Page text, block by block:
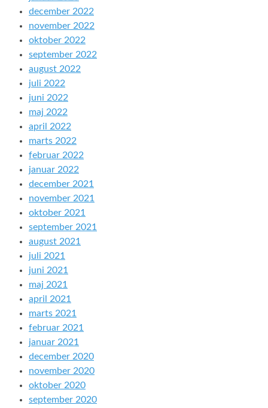
december 2022
november 2022
oktober 2022
september 2022
august 2022
juli 2022
juni 2022
maj 2022
april 2022
marts 2022
februar 2022
januar 2022
december 2021
november 2021
oktober 2021
september 2021
august 2021
juli 2021
juni 2021
maj 2021
april 2021
marts 2021
februar 2021
januar 2021
december 2020
november 2020
oktober 2020
september 2020